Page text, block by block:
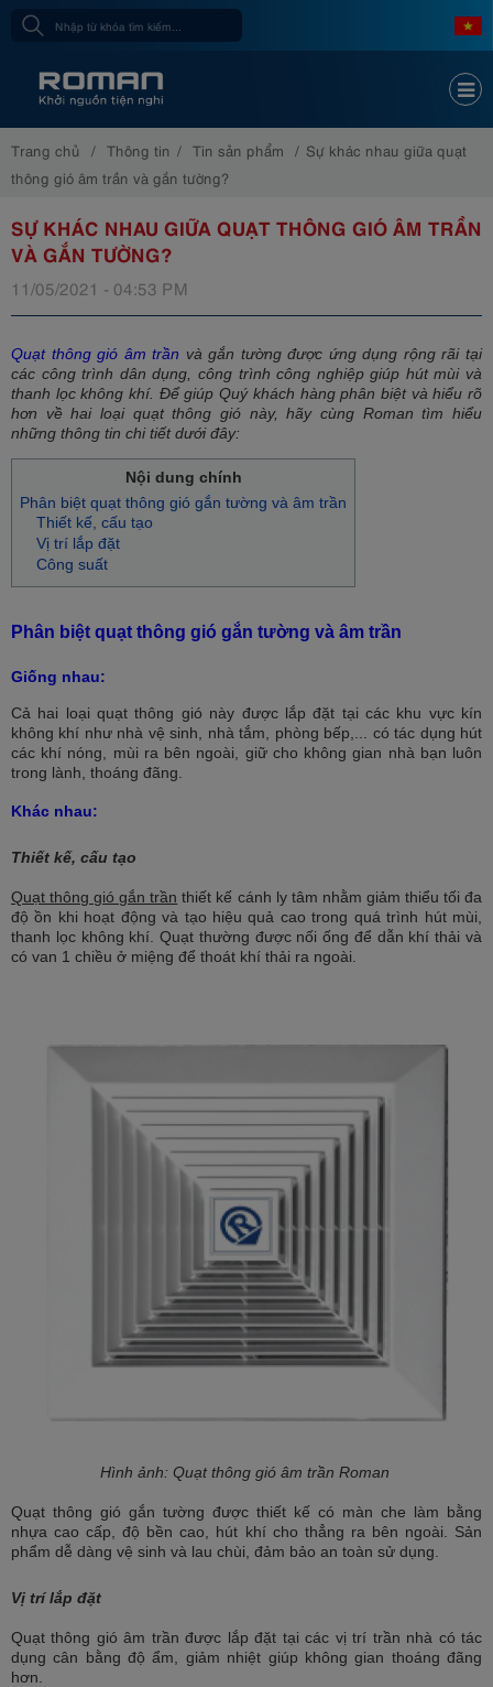
Trang chủ Thông tin Tin sản phẩm
Sự khác nhau giữa quạt
thông gió âm trần và gắn tường?
SỰ KHÁC NHAU GIỮA QUẠT THÔNG GIÓ ÂM TRẦN
VÀ GẮN TƯỜNG?
11/05/2021 - 04:53 PM
Quạt thông gió âm trần và gắn tường được ứng dụng rộng rãi tại
các công trình dân dụng, công trình công nghiệp giúp hút mùi và
thanh lọc không khí. Để giúp Quý khách hàng phân biệt và hiểu rõ
hơn về hai loại quạt thông gió này, hãy cùng Roman tìm hiểu
những thông tin chi tiết dưới đây:
Nội dung chính
Phân biệt quạt thông gió gắn tường và âm trần
Thiết kế, cấu tạo
Vị trí lắp đặt
Công suất
Phân biệt quạt thông gió gắn tường và âm trần
Giống nh​au:
Cả hai loại quạt thông gió này được lắp đặt tại các khu vực kín
không khí như nhà vệ sinh, nhà tắm, phòng bếp,... có tác dụng hút
các khí nóng, mùi ra bên ngoài, giữ cho không gian nhà bạn luôn
trong lành, thoáng đãng.
Khác nhau:
Thiết kế, cấu tạo
Quạt thông gió gắn trần thiết kế cánh ly tâm nhằm giảm thiểu tối đa
độ ồn khi hoạt động và tạo hiệu quả cao trong quá trình hút mùi,
thanh lọc không khí. Quạt thường được nối ống để dẫn khí thải và
có van 1 chiều ở miệng để thoát khí thải ra ngoài.
Hình ảnh: Quạt thông gió âm trần Roman
Quạt thông gió gắn tường được thiết kế có màn che làm bằng
nhựa cao cấp, độ bền cao, hút khí cho thẳng ra bên ngoài. Sản
phẩm dễ dàng vệ sinh và lau chùi, đảm bảo an toàn sử dụng.
Vị trí lắp đặt
Quạt thông gió âm trần được lắp đặt tại các vị trí trần nhà có tác
dụng cân bằng độ ẩm, giảm nhiệt giúp không gian thoáng đãng
hơn.